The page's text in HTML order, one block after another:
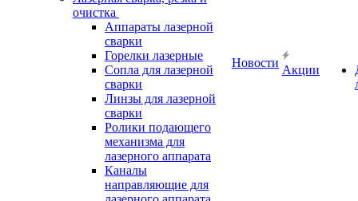
очистка
Аппараты лазерной
сварки
Горелки лазерные
Сопла для лазерной
сварки
Линзы для лазерной
сварки
Ролики подающего
механизма для
лазерного аппарата
Каналы
направляющие для
Новости
Акции